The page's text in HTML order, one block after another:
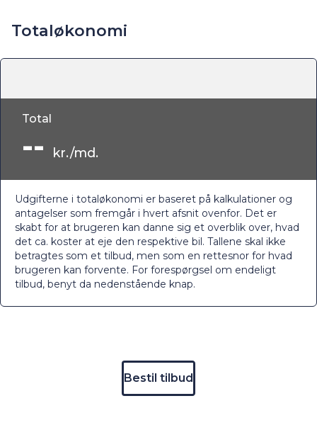
Totaløkonomi
Udgifterne i totaløkonomi er baseret på kalkulationer og
antagelser som fremgår i hvert afsnit ovenfor. Det er
skabt for at brugeren kan danne sig et overblik over, hvad
det ca. koster at eje den respektive bil. Tallene skal ikke
betragtes som et tilbud, men som en rettesnor for hvad
brugeren kan forvente. For forespørgsel om endeligt
tilbud, benyt da nedenstående knap.
Total
-- kr./md.
Bestil tilbud